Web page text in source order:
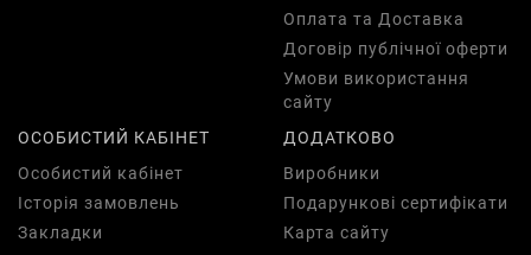
Оплата та Доставка
Договір публічної оферти
Умови використання
сайту
ОСОБИСТИЙ КАБІНЕТ
Особистий кабінет
Історія замовлень
Закладки
ДОДАТКОВО
Виробники
Подарункові сертифікати
Карта сайту